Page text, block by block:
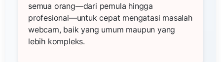
semua orang—dari pemula hingga
profesional—untuk cepat mengatasi masalah
webcam, baik yang umum maupun yang
lebih kompleks.